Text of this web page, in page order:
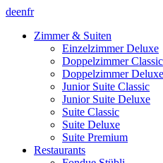
deenfr
Zimmer & Suiten
Einzelzimmer Deluxe
Doppelzimmer Classic
Doppelzimmer Deluxe
Junior Suite Classic
Junior Suite Deluxe
Suite Classic
Suite Deluxe
Suite Premium
Restaurants